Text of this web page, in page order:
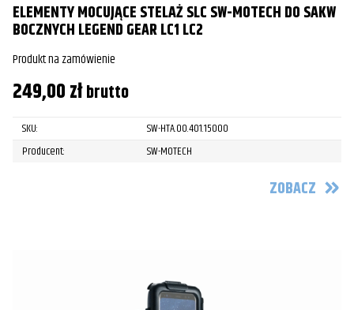
ELEMENTY MOCUJĄCE STELAŻ SLC SW-MOTECH DO SAKW
BOCZNYCH LEGEND GEAR LC1 LC2
Produkt na zamówienie
249,00złbrutto
SKU:
SW-HTA.00.401.15000
Producent:
SW-MOTECH
ZOBACZ